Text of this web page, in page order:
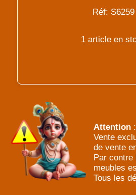
Réf: S6259
1 article en
Attention :
Vente
de vente
Par contre
meubles
Tous les